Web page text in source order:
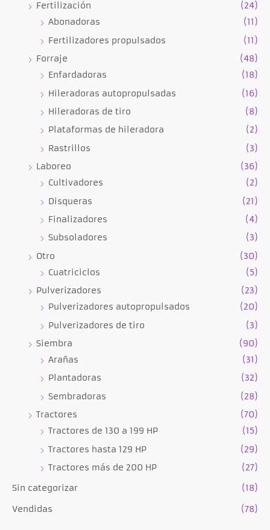
Fertilización
(24)
Abonadoras
(11)
Fertilizadores propulsados
(11)
Forraje
(48)
Enfardadoras
(18)
Hileradoras autopropulsadas
(16)
Hileradoras de tiro
(8)
Plataformas de hileradora
(2)
Rastrillos
(3)
Laboreo
(36)
Cultivadores
(2)
Disqueras
(21)
Finalizadores
(4)
Subsoladores
(3)
Otro
(30)
Cuatriciclos
(5)
Pulverizadores
(23)
Pulverizadores autopropulsados
(20)
Pulverizadores de tiro
(3)
Siembra
(90)
Arañas
(31)
Plantadoras
(32)
Sembradoras
(28)
Tractores
(70)
Tractores de 130 a 199 HP
(15)
Tractores hasta 129 HP
(29)
Tractores más de 200 HP
(27)
Sin categorizar (18)
Vendidas (78)